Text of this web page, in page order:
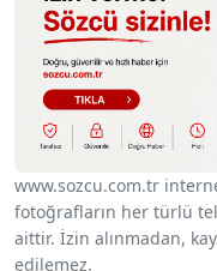
www.sozcu.com.tr
fotoğrafların her türlü
aittir. İzin alınmadan,
edilemez.